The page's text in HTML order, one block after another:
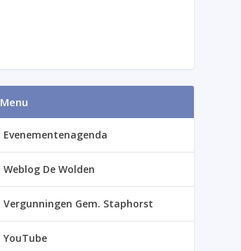
Menu
Evenementenagenda
Weblog De Wolden
Vergunningen Gem. Staphorst
YouTube